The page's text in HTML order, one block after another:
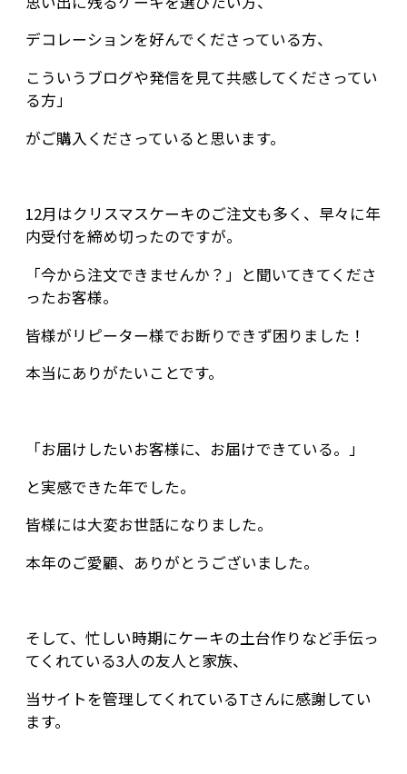
デコレーションを好んでくださっている方、
こういうブログや発信を見て共感してくださってい
る方」
がご購入くださっていると思います。
12月はクリスマスケーキのご注文も多く、早々に年
内受付を締め切ったのですが。
「今から注文できませんか？」と聞いてきてくださ
ったお客様。
皆様がリピーター様でお断りできず困りました！
本当にありがたいことです。
「お届けしたいお客様に、お届けできている。」
と実感できた年でした。
皆様には大変お世話になりました。
本年のご愛顧、ありがとうございました。
そして、忙しい時期にケーキの土台作りなど手伝っ
てくれている3人の友人と家族、
当サイトを管理してくれているTさんに感謝してい
ます。